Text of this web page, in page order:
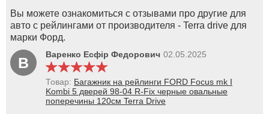
Вы можете ознакомиться с отзывами про другие для
авто с рейлингами от производителя - Terra drive для
марки Форд.
В Варенко Есфір Федорович 02.05.2025
Товар: Багажник на рейлинги FORD Focus mk I
Kombi 5 дверей 98-04 R-Fix черные овальные
поперечины 120см Terra Drive